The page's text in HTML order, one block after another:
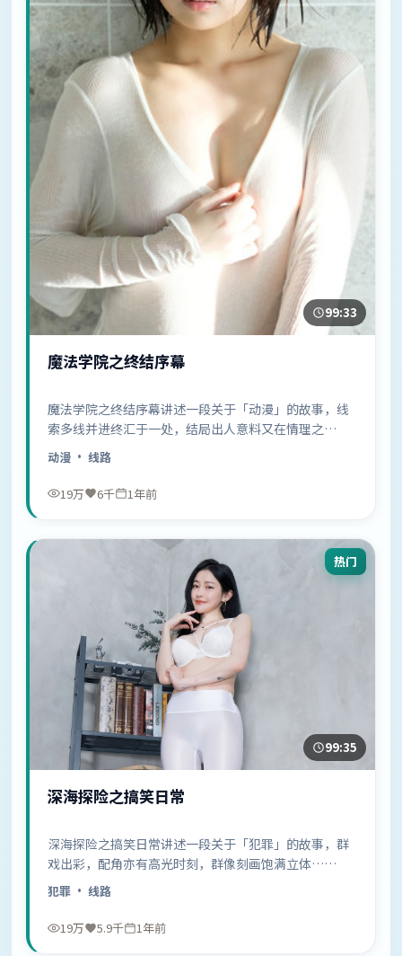
99:33
魔法学院之终结序幕
魔法学院之终结序幕讲述一段关于「动漫」的故事，线
索多线并进终汇于一处，结局出人意料又在情理之
中……
动漫 · 线路
19万 6千 1年前
热门
99:35
深海探险之搞笑日常
深海探险之搞笑日常讲述一段关于「犯罪」的故事，群
戏出彩，配角亦有高光时刻，群像刻画饱满立体……
犯罪 · 线路
19万 5.9千 1年前